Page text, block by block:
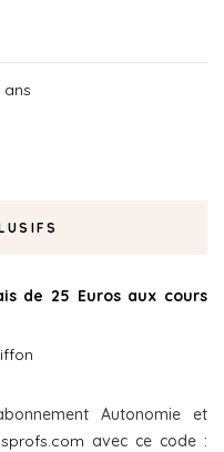
ans
de 25 Euros aux cours
Autonomie et
avec ce code :